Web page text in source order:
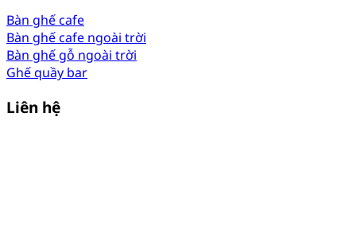
Bàn ghế cafe
Bàn ghế cafe ngoài trời
Bàn ghế gỗ ngoài trời
Ghế quầy bar
Liên hệ